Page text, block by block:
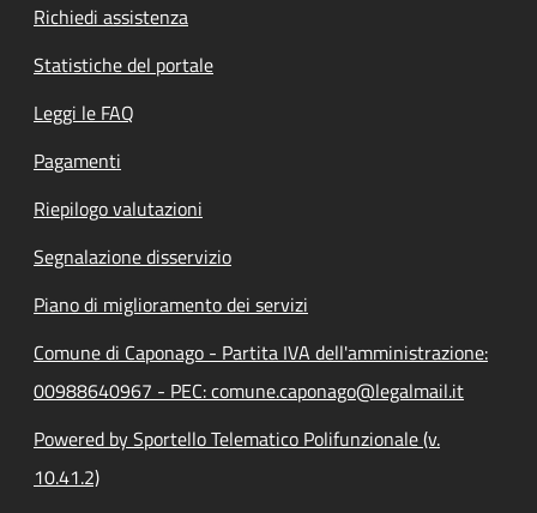
Richiedi assistenza
Statistiche del portale
Leggi le FAQ
Pagamenti
Riepilogo valutazioni
Segnalazione disservizio
Piano di miglioramento dei servizi
Comune di Caponago - Partita IVA dell'amministrazione:
00988640967 - PEC: comune.caponago@legalmail.it
Powered by Sportello Telematico Polifunzionale (v.
10.41.2)